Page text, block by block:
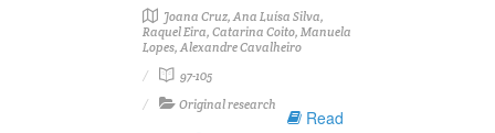
Joana Cruz, Ana Luísa Silva,
Raquel Eira, Catarina Coito, Manuela
Lopes, Alexandre Cavalheiro
97-105
Original research
Read